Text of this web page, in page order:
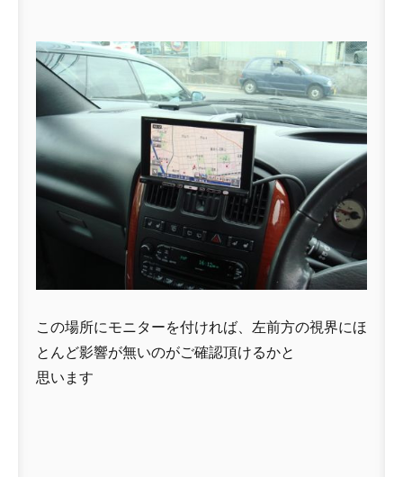
この場所にモニターを付ければ、左前方の視界にほ
とんど影響が無いのがご確認頂けるかと
思います